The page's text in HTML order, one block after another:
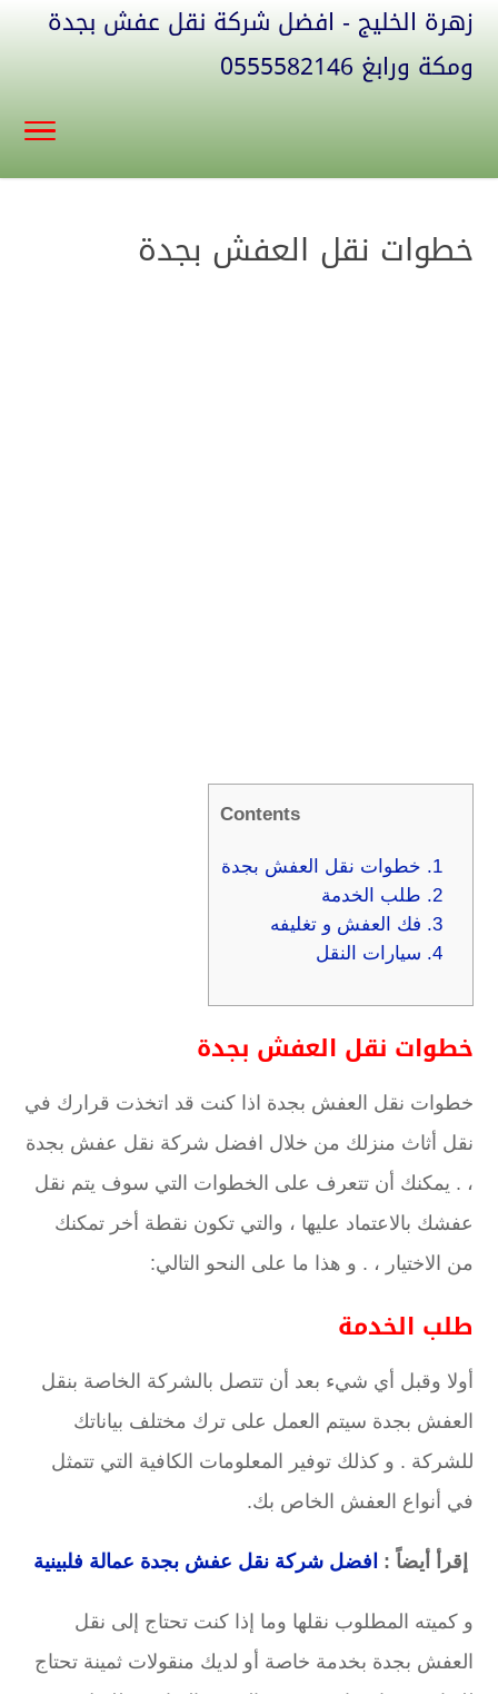
زهرة الخليج - افضل شركة نقل عفش بجدة
ومكة ورابغ 0555582146
خطوات نقل العفش بجدة
Contents
1.
خطوات نقل العفش بجدة
2. طلب الخدمة
3. فك العفش و تغليفه
4. سيارات النقل
خطوات نقل العفش بجدة
خطوات نقل العفش بجدة اذا كنت قد اتخذت قرارك في
نقل أثاث منزلك من خلال افضل شركة نقل عفش بجدة
، . يمكنك أن تتعرف على الخطوات التي سوف يتم نقل
عفشك بالاعتماد عليها ، والتي تكون نقطة أخر تمكنك
من الاختيار ، . و هذا ما على النحو التالي:
طلب الخدمة
أولا وقبل أي شيء بعد أن تتصل بالشركة الخاصة بنقل
العفش بجدة سيتم العمل على ترك مختلف بياناتك
للشركة . و كذلك توفير المعلومات الكافية التي تتمثل
في أنواع العفش الخاص بك.
إقرأ أيضاً : افضل شركة نقل عفش بجدة عمالة فلبينية
و كميته المطلوب نقلها وما إذا كنت تحتاج إلى نقل
العفش بجدة بخدمة خاصة أو لديك منقولات ثمينة تحتاج